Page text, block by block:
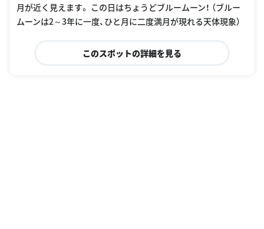
月が近く見えます。 この日はちょうどブルームーン！ （ブルー
ムーンは2～3年に一度、ひと月に二度満月が現れる天体現象）
このスポットの詳細を見る